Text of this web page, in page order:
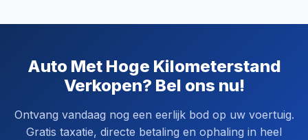
Auto Met Hoge Kilometerstand
Verkopen? Bel ons nu!
Ontvang vandaag nog een eerlijk bod op uw voertuig.
Gratis taxatie, directe betaling en ophaling in heel